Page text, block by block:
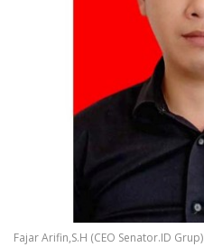
Fajar Arifin,S.H (CEO Senator.ID Grup)